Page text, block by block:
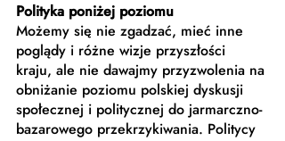
Polityka poniżej poziomu
Możemy się nie zgadzać, mieć inne
poglądy i różne wizje przyszłości
kraju, ale nie dawajmy przyzwolenia na
obniżanie poziomu polskiej dyskusji
społecznej i politycznej do jarmarczno-
bazarowego przekrzykiwania. Politycy